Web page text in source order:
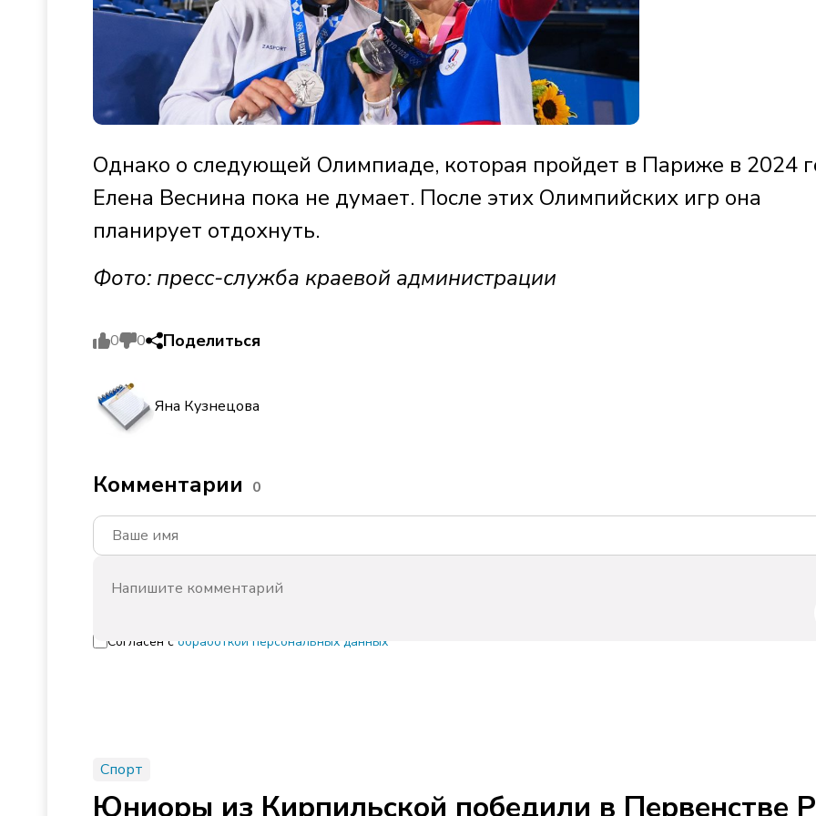
Однако о следующей Олимпиаде, которая пройдет в Париже в 2024
Елена Веснина пока не думает. После этих Олимпийских игр она
планирует отдохнуть.
Фото: пресс-служба краевой администрации
0 0 Поделиться
Яна Кузнецова
Комментарии 0
Согласен с обработкой персональных данных
Спорт
Юниоры из Кирпильской победили в Первенстве